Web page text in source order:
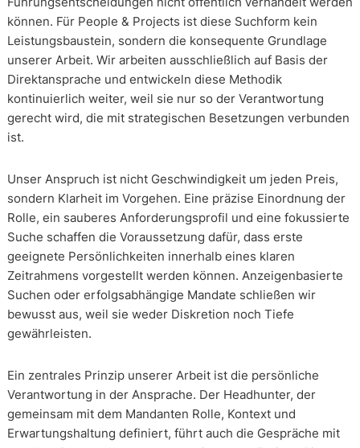
können. Für People & Projects ist diese Suchform kein
Leistungsbaustein, sondern die konsequente Grundlage
unserer Arbeit. Wir arbeiten ausschließlich auf Basis der
Direktansprache und entwickeln diese Methodik
kontinuierlich weiter, weil sie nur so der Verantwortung
gerecht wird, die mit strategischen Besetzungen verbunden
ist.
Unser Anspruch ist nicht Geschwindigkeit um jeden Preis,
sondern Klarheit im Vorgehen. Eine präzise Einordnung der
Rolle, ein sauberes Anforderungsprofil und eine fokussierte
Suche schaffen die Voraussetzung dafür, dass erste
geeignete Persönlichkeiten innerhalb eines klaren
Zeitrahmens vorgestellt werden können. Anzeigenbasierte
Suchen oder erfolgsabhängige Mandate schließen wir
bewusst aus, weil sie weder Diskretion noch Tiefe
gewährleisten.
Ein zentrales Prinzip unserer Arbeit ist die persönliche
Verantwortung in der Ansprache. Der Headhunter, der
gemeinsam mit dem Mandanten Rolle, Kontext und
Erwartungshaltung definiert, führt auch die Gespräche mit